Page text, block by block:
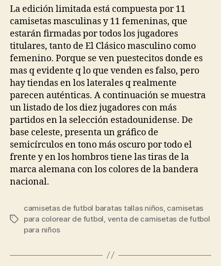
entrada
entrada
La edición limitada está compuesta por 11
camisetas masculinas y 11 femeninas, que
estarán firmadas por todos los jugadores
titulares, tanto de El Clásico masculino como
femenino. Porque se ven puestecitos donde es
mas q evidente q lo que venden es falso, pero
hay tiendas en los laterales q realmente
parecen auténticas. A continuación se muestra
un listado de los diez jugadores con más
partidos en la selección estadounidense. De
base celeste, presenta un gráfico de
semicírculos en tono más oscuro por todo el
frente y en los hombros tiene las tiras de la
marca alemana con los colores de la bandera
nacional.
Etiquetas
camisetas de futbol baratas tallas niños, camisetas
para colorear de futbol venta de camisetas de futbol
para niños